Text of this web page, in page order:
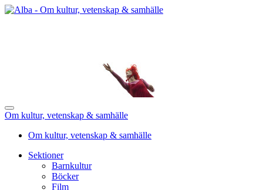
Om kultur, vetenskap & samhälle
Om kultur, vetenskap & samhälle
Sektioner
Barnkultur
Böcker
Film